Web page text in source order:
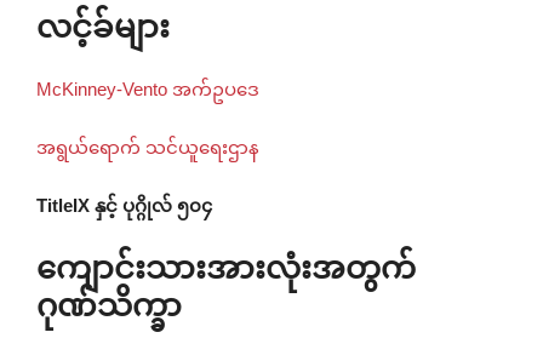
လင့်ခ်များ
McKinney-Vento အက်ဥပဒေ
အရွယ်ရောက် သင်ယူရေးဌာန
TitleIX နှင့် ပုဂ္ဂိုလ် ၅၀၄
ကျောင်းသားအားလုံးအတွက်
ဂုဏ်သိက္ခာ